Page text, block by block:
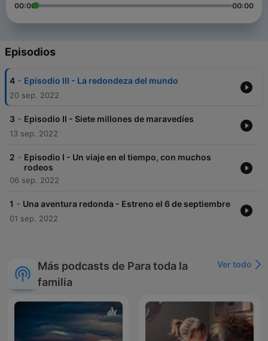
00:00 00:00
Episodios
4 - Episodio III - La redondeza del mundo
20 sep. 2022
3 - Episodio II - Siete millones de maravedíes
13 sep. 2022
2 - Episodio I - Un viaje en el tiempo, con muchos
rodeos
06 sep. 2022
1 - Una aventura redonda - Estreno el 6 de septiembre
01 sep. 2022
Más podcasts de Para toda la
familia
Ver todo